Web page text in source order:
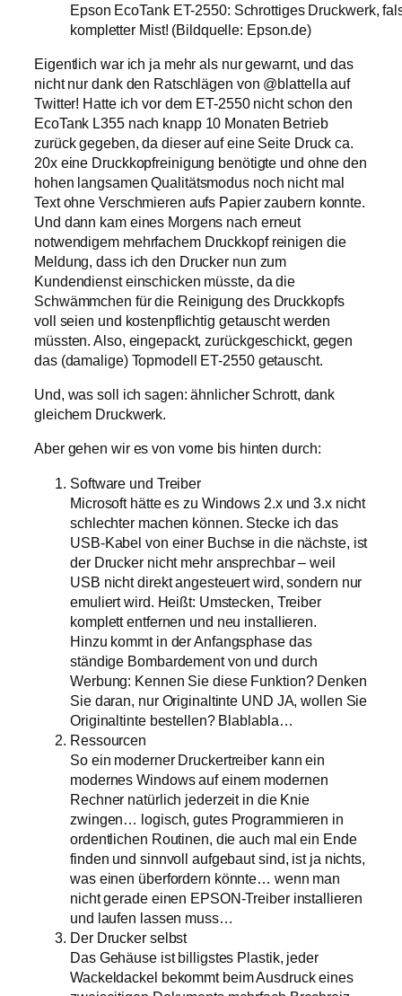
Epson EcoTank ET-2550: Schrottiges Druckwerk,
kompletter Mist! (Bildquelle: Epson.de)
Eigentlich war ich ja mehr als nur gewarnt, und das
nicht nur dank den Ratschlägen von @blattella auf
Twitter! Hatte ich vor dem ET-2550 nicht schon den
EcoTank L355 nach knapp 10 Monaten Betrieb
zurück gegeben, da dieser auf eine Seite Druck ca.
20x eine Druckkopfreinigung benötigte und ohne den
hohen langsamen Qualitätsmodus noch nicht mal
Text ohne Verschmieren aufs Papier zaubern konnte.
Und dann kam eines Morgens nach erneut
notwendigem mehrfachem Druckkopf reinigen die
Meldung, dass ich den Drucker nun zum
Kundendienst einschicken müsste, da die
Schwämmchen für die Reinigung des Druckkopfs
voll seien und kostenpflichtig getauscht werden
müssten. Also, eingepackt, zurückgeschickt, gegen
das (damalige) Topmodell ET-2550 getauscht.
Und, was soll ich sagen: ähnlicher Schrott, dank
gleichem Druckwerk.
Aber gehen wir es von vorne bis hinten durch:
Software und Treiber
Microsoft hätte es zu Windows 2.x und 3.x nicht
schlechter machen können. Stecke ich das
USB-Kabel von einer Buchse in die nächste, ist
der Drucker nicht mehr ansprechbar – weil
USB nicht direkt angesteuert wird, sondern nur
emuliert wird. Heißt: Umstecken, Treiber
komplett entfernen und neu installieren.
Hinzu kommt in der Anfangsphase das
ständige Bombardement von und durch
Werbung: Kennen Sie diese Funktion? Denken
Sie daran, nur Originaltinte UND JA, wollen Sie
Originaltinte bestellen? Blablabla…
Ressourcen
So ein moderner Druckertreiber kann ein
modernes Windows auf einem modernen
Rechner natürlich jederzeit in die Knie
zwingen… logisch, gutes Programmieren in
ordentlichen Routinen, die auch mal ein Ende
finden und sinnvoll aufgebaut sind, ist ja nichts,
was einen überfordern könnte… wenn man
nicht gerade einen EPSON-Treiber installieren
und laufen lassen muss…
Der Drucker selbst
Das Gehäuse ist billigstes Plastik, jeder
Wackeldackel bekommt beim Ausdruck eines